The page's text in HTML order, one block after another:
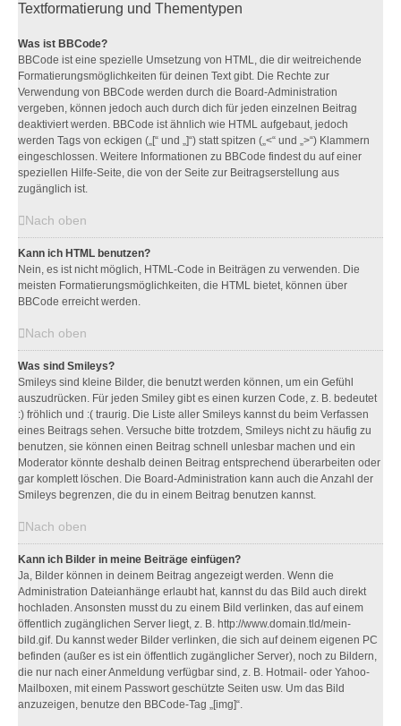
Textformatierung und Thementypen
Was ist BBCode?
BBCode ist eine spezielle Umsetzung von HTML, die dir weitreichende
Formatierungsmöglichkeiten für deinen Text gibt. Die Rechte zur
Verwendung von BBCode werden durch die Board-Administration
vergeben, können jedoch auch durch dich für jeden einzelnen Beitrag
deaktiviert werden. BBCode ist ähnlich wie HTML aufgebaut, jedoch
werden Tags von eckigen („[“ und „]“) statt spitzen („<“ und „>“) Klammern
eingeschlossen. Weitere Informationen zu BBCode findest du auf einer
speziellen Hilfe-Seite, die von der Seite zur Beitragserstellung aus
zugänglich ist.
Nach oben
Kann ich HTML benutzen?
Nein, es ist nicht möglich, HTML-Code in Beiträgen zu verwenden. Die
meisten Formatierungsmöglichkeiten, die HTML bietet, können über
BBCode erreicht werden.
Nach oben
Was sind Smileys?
Smileys sind kleine Bilder, die benutzt werden können, um ein Gefühl
auszudrücken. Für jeden Smiley gibt es einen kurzen Code, z. B. bedeutet
:) fröhlich und :( traurig. Die Liste aller Smileys kannst du beim Verfassen
eines Beitrags sehen. Versuche bitte trotzdem, Smileys nicht zu häufig zu
benutzen, sie können einen Beitrag schnell unlesbar machen und ein
Moderator könnte deshalb deinen Beitrag entsprechend überarbeiten oder
gar komplett löschen. Die Board-Administration kann auch die Anzahl der
Smileys begrenzen, die du in einem Beitrag benutzen kannst.
Nach oben
Kann ich Bilder in meine Beiträge einfügen?
Ja, Bilder können in deinem Beitrag angezeigt werden. Wenn die
Administration Dateianhänge erlaubt hat, kannst du das Bild auch direkt
hochladen. Ansonsten musst du zu einem Bild verlinken, das auf einem
öffentlich zugänglichen Server liegt, z. B. http://www.domain.tld/mein-
bild.gif. Du kannst weder Bilder verlinken, die sich auf deinem eigenen PC
befinden (außer es ist ein öffentlich zugänglicher Server), noch zu Bildern,
die nur nach einer Anmeldung verfügbar sind, z. B. Hotmail- oder Yahoo-
Mailboxen, mit einem Passwort geschützte Seiten usw. Um das Bild
anzuzeigen, benutze den BBCode-Tag „[img]“.